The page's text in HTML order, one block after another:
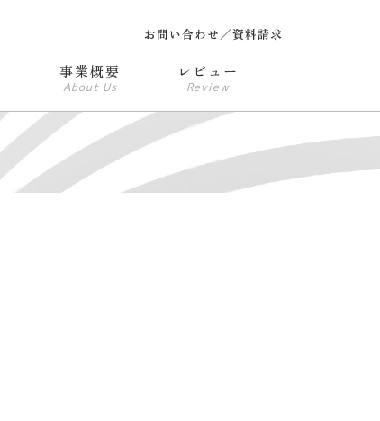
お問い合わせ／資料請求
事業概要
About Us
レビュー
Review